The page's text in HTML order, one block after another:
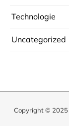
Technologie
Uncategorized
Copyright © 2025